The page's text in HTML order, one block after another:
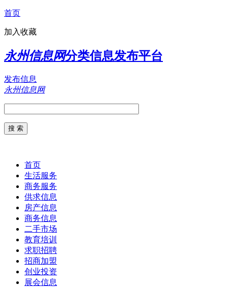
首页
加入收藏
永州信息网分类信息发布平台
发布信息
永州信息网
首页
生活服务
商务服务
供求信息
房产信息
商务信息
二手市场
教育培训
求职招聘
招商加盟
创业投资
展会信息